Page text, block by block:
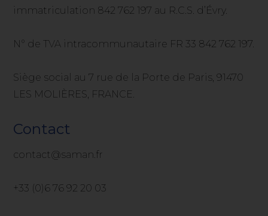
immatriculation 842 762 197 au R.C.S. d’Évry.
N° de TVA intracommunautaire FR 33 842 762 197.
Siège social au 7 rue de la Porte de Paris, 91470
LES MOLIÈRES, FRANCE.
Contact
contact@saman.fr
+33 (0)6 76 92 20 03